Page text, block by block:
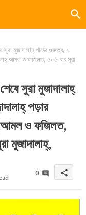
সুরা মুজাদালাহ্ পাঠের গুরুত্ব, ৫
আমল ও ফজিলত, ৫০৫ বার সূরা
সুরা মুজাদালাহ্
পড়ার
আমল ও ফজিলত,
মুজাদালাহ্,
0 share